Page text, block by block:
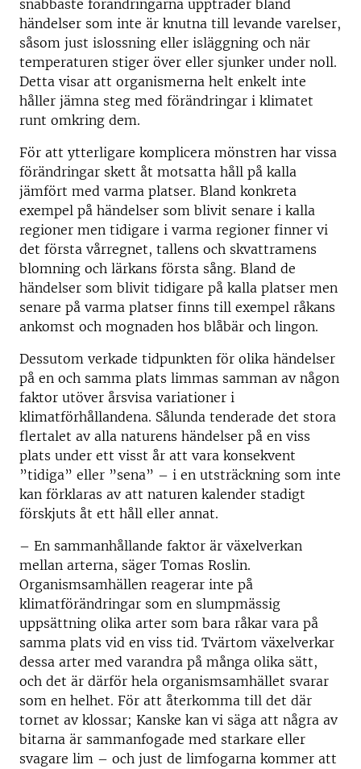
snabbaste förändringarna uppträder bland
händelser som inte är knutna till levande varelser,
såsom just islossning eller isläggning och när
temperaturen stiger över eller sjunker under noll.
Detta visar att organismerna helt enkelt inte
håller jämna steg med förändringar i klimatet
runt omkring dem.
För att ytterligare komplicera mönstren har vissa
förändringar skett åt motsatta håll på kalla
jämfört med varma platser. Bland konkreta
exempel på händelser som blivit senare i kalla
regioner men tidigare i varma regioner finner vi
det första vårregnet, tallens och skvattramens
blomning och lärkans första sång. Bland de
händelser som blivit tidigare på kalla platser men
senare på varma platser finns till exempel råkans
ankomst och mognaden hos blåbär och lingon.
Dessutom verkade tidpunkten för olika händelser
på en och samma plats limmas samman av någon
faktor utöver årsvisa variationer i
klimatförhållandena. Sålunda tenderade det stora
flertalet av alla naturens händelser på en viss
plats under ett visst år att vara konsekvent
”tidiga” eller ”sena” – i en utsträckning som inte
kan förklaras av att naturen kalender stadigt
förskjuts åt ett håll eller annat.
– En sammanhållande faktor är växelverkan
mellan arterna, säger Tomas Roslin.
Organismsamhällen reagerar inte på
klimatförändringar som en slumpmässig
uppsättning olika arter som bara råkar vara på
samma plats vid en viss tid. Tvärtom växelverkar
dessa arter med varandra på många olika sätt,
och det är därför hela organismsamhället svarar
som en helhet. För att återkomma till det där
tornet av klossar; Kanske kan vi säga att några av
bitarna är sammanfogade med starkare eller
svagare lim – och just de limfogarna kommer att